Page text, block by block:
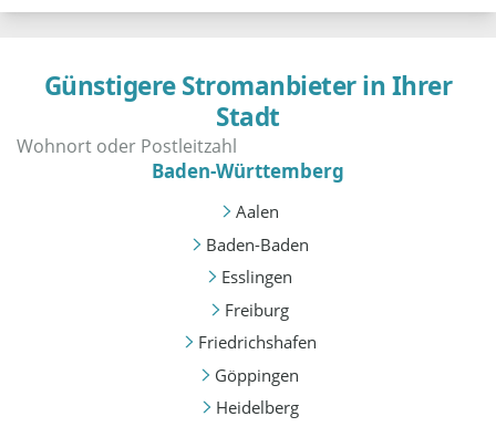
Günstigere Stromanbieter in Ihrer
Stadt
Baden-Württemberg
Aalen
Baden-Baden
Esslingen
Freiburg
Friedrichshafen
Göppingen
Heidelberg